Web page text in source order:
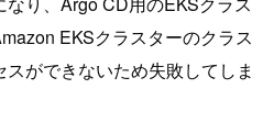
EKSクラスターのクラス
ができないため失敗してしま